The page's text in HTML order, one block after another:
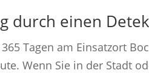
durch einen
Tagen am Einsatzort
Wenn Sie in der Stadt